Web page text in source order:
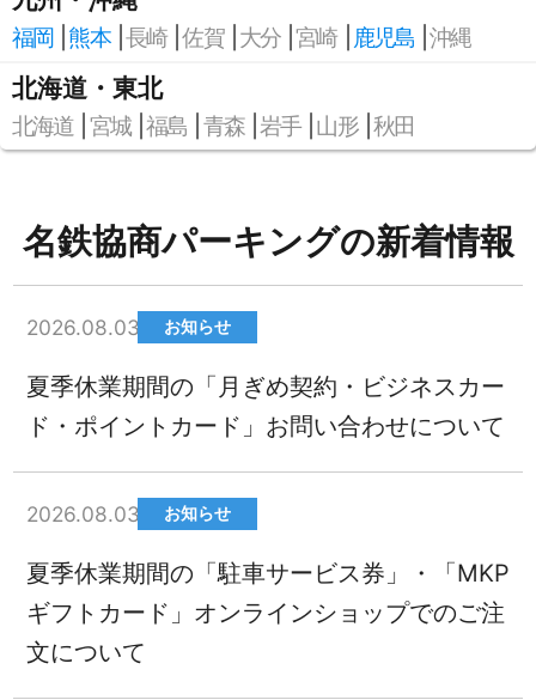
福岡 熊本 長崎 佐賀 大分 宮崎 鹿児島 沖縄
北海道・東北
北海道 宮城 福島 青森 岩手 山形 秋田
名鉄協商パーキングの新着情報
2026.08.03 お知らせ
夏季休業期間の「月ぎめ契約・ビジネスカー
ド・ポイントカード」お問い合わせについて
2026.08.03 お知らせ
夏季休業期間の「駐車サービス券」・「MKP
ギフトカード」オンラインショップでのご注
文について